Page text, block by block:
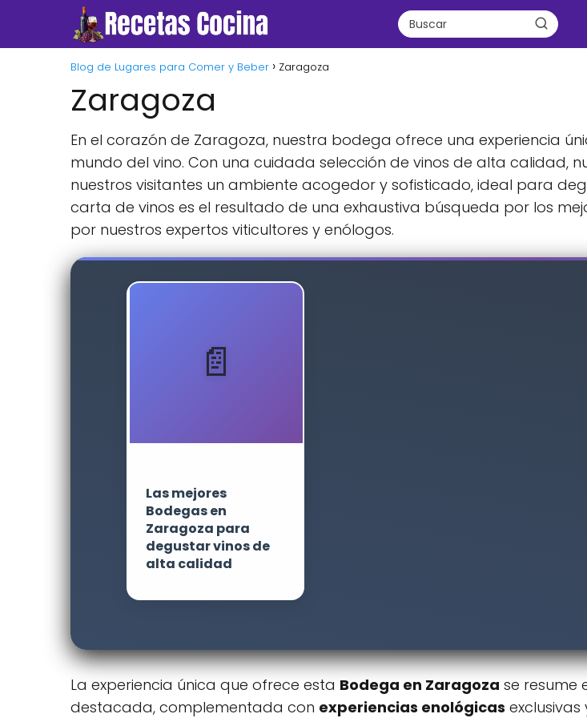
Blog de Lugares para Comer y Beber Zaragoza
Zaragoza
En el corazón de Zaragoza, nuestra bodega ofrece una experiencia
mundo del vino. Con una cuidada selección de vinos de alta calidad,
nuestros visitantes un ambiente acogedor y sofisticado, ideal para
carta de vinos es el resultado de una exhaustiva búsqueda por los
por nuestros expertos viticultores y enólogos.
Las mejores
Bodegas en
Zaragoza para
degustar vinos de
alta calidad
La experiencia única que ofrece esta Bodega en Zaragoza se resume
destacada, complementada con experiencias enológicas